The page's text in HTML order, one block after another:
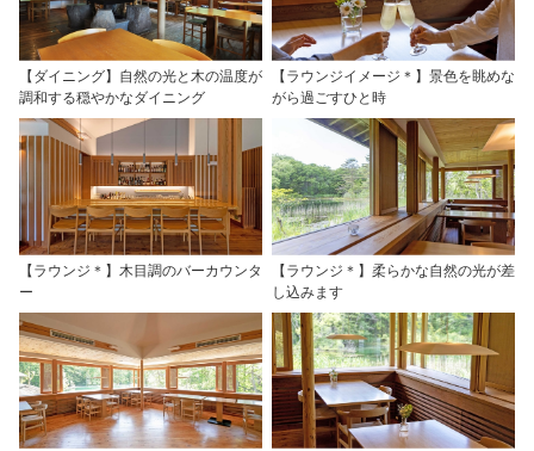
【ダイニング】自然の光と木の温度が
調和する穏やかなダイニング
【ラウンジイメージ＊】景色を眺めな
がら過ごすひと時
【ラウンジ＊】木目調のバーカウンタ
ー
【ラウンジ＊】柔らかな自然の光が差
し込みます